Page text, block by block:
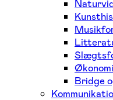
Bridge